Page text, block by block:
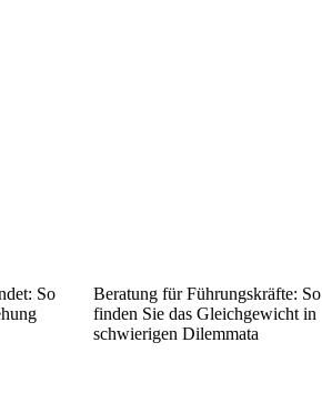
So
Beratung für Führungskräfte: So
finden Sie das Gleichgewicht in
schwierigen Dilemmata